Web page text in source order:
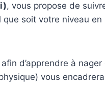
, vous propose de
que soit votre niveau
d’apprendre à
vous